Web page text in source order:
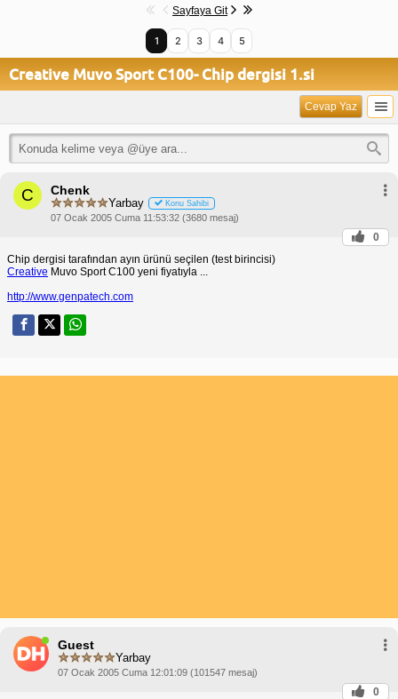
Sayfaya Git
1 2 3 4 5
Creative Muvo Sport C100- Chip dergisi 1.si
Cevap Yaz
C Chenk
Yarbay Konu Sahibi
07 Ocak 2005 Cuma 11:53:32 (3680 mesaj)
0
Chip dergisi tarafından ayın ürünü seçilen (test birincisi)
Creative Muvo Sport C100 yeni fiyatıyla ...
http://www.genpatech.com
Guest
Yarbay
07 Ocak 2005 Cuma 12:01:09 (101547 mesaj)
0